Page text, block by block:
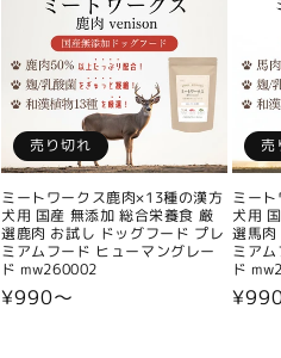
売り切れ
ミートワークス鹿肉×13種の漢方
犬用 国産 無添加 総合栄養食 厳
選鹿肉 お試し ドッグフード プレ
ミアムフード ヒューマングレー
ド mw260002
通
¥990〜
売
ミー
犬用
選馬
ミア
ド
通